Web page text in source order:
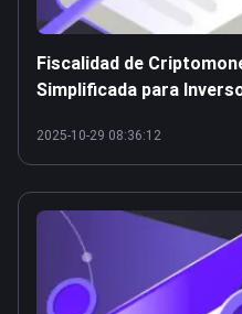
Fiscalidad de
Simplificada para
2025-10-29 08:36:12